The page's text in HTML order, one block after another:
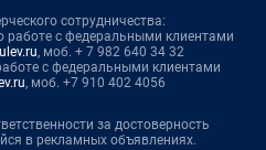
сотрудничества:
с федеральными клиентами
, моб. + 7 982 640 34 32
с федеральными клиентами
, моб. +7 910 402 4056
за достоверность
в рекламных объявлениях.